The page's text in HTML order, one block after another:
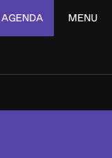
AGENDA MENU